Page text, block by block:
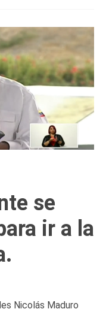
se
ir a la
Nicolás Maduro